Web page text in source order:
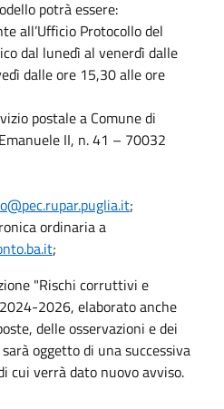
potrà essere:
all’Ufficio Protocollo del
dal lunedì al venerdì dalle
dalle ore 15,30 alle ore
postale a Comune di
II, n. 41 – 70032
;
ordinaria a
;
"Rischi corruttivi e
2026, elaborato anche
delle osservazioni e dei
oggetto di una successiva
cui verrà dato nuovo avviso.